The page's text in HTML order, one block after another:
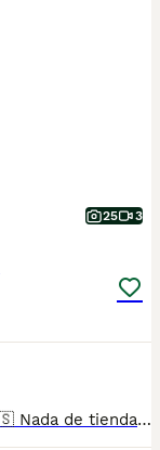
25 3
☎️📞 CRIADERO NACIONAL 616987793 🇪🇸 Nada de tiendas ni intermediarios. Padres a la vista. Nuestros Golden retriever viven libres y en continuo contacto con nosotros , resultando un equilibrio físico y psicológico que les hace desarrollarse plenamente. Nuestros cachorros de Golden Retriever reciben un programa de estimulación desde una edad temprana para una impronta y sociabilización óptima. Control veterinario permanente, Certificados oficiales Selección del carácter de los reproductores, estimulación precoz de los cachorros, evolución de entornos, parques exteriores con circuitos estimulantes, destete progresivo para un cachorro más seguro y autosuficiente, iniciación al control de esfínteres, etc… Precio desde según ejemplar en sexo, color.